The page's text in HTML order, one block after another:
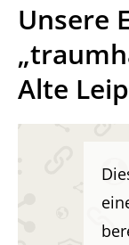
Unsere
Alte